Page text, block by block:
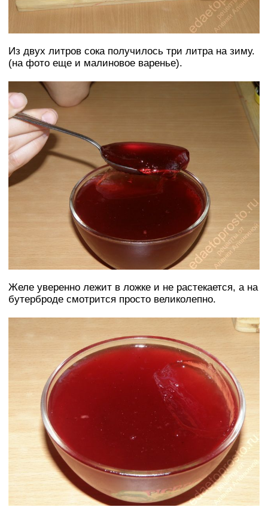
Из двух литров сока получилось три литра на зиму.
(на фото еще и малиновое варенье).
Желе уверенно лежит в ложке и не растекается, а на
бутерброде смотрится просто великолепно.